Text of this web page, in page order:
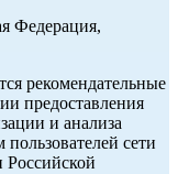
Федерация,
рекомендательные
предоставления
и анализа
сети
Российской